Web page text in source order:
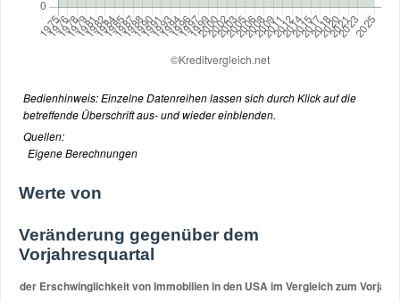
Bedienhinweis: Einzelne Datenreihen lassen sich durch Klick auf die
betreffende Überschrift aus- und wieder einblenden.
Quellen:
Eigene Berechnungen
Werte von
Veränderung gegenüber dem
Vorjahresquartal